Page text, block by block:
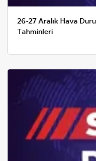
26-27 Aralık Hava
Tahminleri